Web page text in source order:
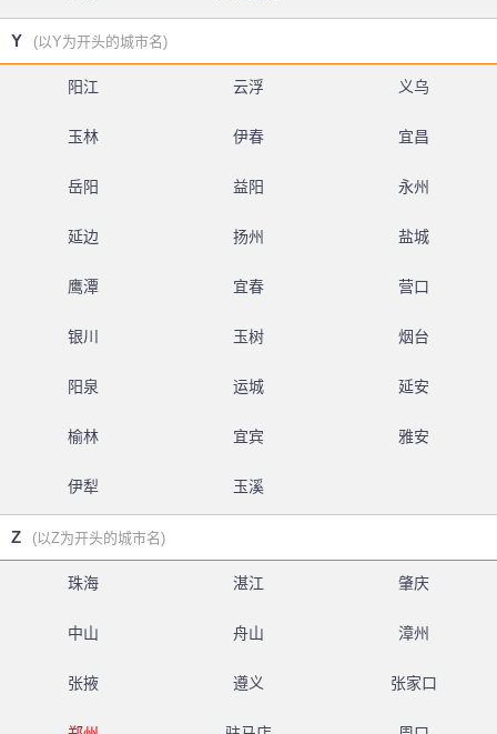
Y (以Y为开头的城市名)
阳江 云浮 义乌
玉林 伊春 宜昌
岳阳 益阳 永州
延边 扬州 盐城
鹰潭 宜春 营口
银川 玉树 烟台
阳泉 运城 延安
榆林 宜宾 雅安
伊犁 玉溪
Z (以Z为开头的城市名)
珠海 湛江 肇庆
中山 舟山 漳州
张掖 遵义 张家口